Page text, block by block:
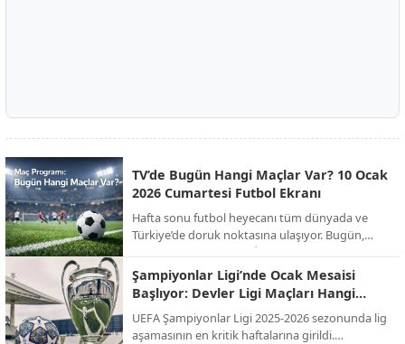
TV’de Bugün Hangi Maçlar Var? 10 Ocak
2026 Cumartesi Futbol Ekranı
Hafta sonu futbol heyecanı tüm dünyada ve
Türkiye’de doruk noktasına ulaşıyor. Bugün,
Süper Kupa finalinden İngiltere FA Cup’a,
İspanya La Liga’dan İtalya Serie A’ya kadar
onlarca kritik mücadele canlı yayınla ekranlara
gelecek. İşte günün öne çıkan maçları ve yayıncı
kuruluşları...
Şampiyonlar Ligi’nde Ocak Mesaisi
Başlıyor: Devler Ligi Maçları Hangi
Kanalda, Saat Kaçta?
UEFA Şampiyonlar Ligi 2025-2026 sezonunda lig
aşamasının en kritik haftalarına girildi.